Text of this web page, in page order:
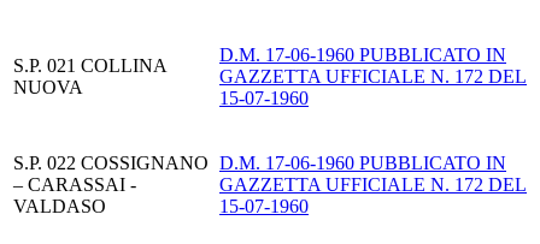
S.P. 021 COLLINA
NUOVA
D.M. 17-06-1960 PUBBLICATO IN
GAZZETTA UFFICIALE N. 172 DEL
15-07-1960
S.P. 022 COSSIGNANO
– CARASSAI -
VALDASO
D.M. 17-06-1960 PUBBLICATO IN
GAZZETTA UFFICIALE N. 172 DEL
15-07-1960